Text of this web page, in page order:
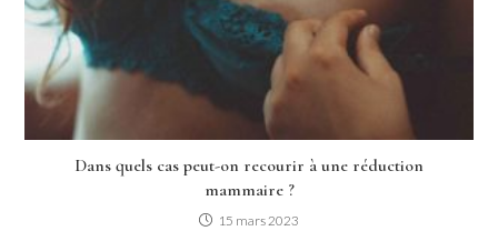
Dans quels cas peut-on recourir à une réduction
mammaire ?
15 mars 2023